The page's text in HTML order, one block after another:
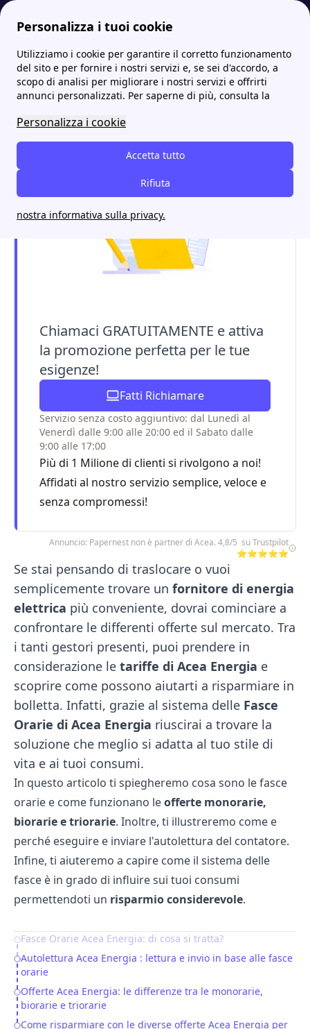
Personalizza i tuoi cookie
Utilizziamo i cookie per garantire il corretto funzionamento
del sito e per fornire i nostri servizi e, se sei d'accordo, a
scopo di analisi per migliorare i nostri servizi e offrirti
annunci personalizzati. Per saperne di più, consulta la
Personalizza i cookie
Accetta tutto
Rifiuta
nostra informativa sulla privacy.
Energia-Luce.it MoreAcea Fasce Orarie Acea Energia: cosa sono? Quali sono le differenze?
Fasce Orarie Acea Energia:
cosa sono? Quali sono le
differenze?
Chiamaci GRATUITAMENTE e attiva
la promozione perfetta per le tue
esigenze!
Fatti Richiamare
Servizio senza costo aggiuntivo: dal Lunedì al
Venerdì dalle 9:00 alle 20:00 ed il Sabato dalle
9:00 alle 17:00
Più di 1 Milione di clienti si rivolgono a noi!
Affidati al nostro servizio semplice, veloce e
senza compromessi!
Annuncio: Papernest non è partner di Acea. 4,8/5 su Trustpilot
⭐⭐⭐⭐⭐
Se stai pensando di traslocare o vuoi
semplicemente trovare un fornitore di energia
elettrica più conveniente, dovrai cominciare a
confrontare le differenti offerte sul mercato. Tra
i tanti gestori presenti, puoi prendere in
considerazione le tariffe di Acea Energia e
scoprire come possono aiutarti a risparmiare in
bolletta. Infatti, grazie al sistema delle Fasce
Orarie di Acea Energia riuscirai a trovare la
soluzione che meglio si adatta al tuo stile di
vita e ai tuoi consumi.
In questo articolo ti spiegheremo cosa sono le fasce
orarie e come funzionano leofferte monorarie,
biorarie e triorarie. Inoltre, ti illustreremo come e
perché eseguire e inviare l'autolettura del contatore.
Infine, ti aiuteremo a capire come il sistema delle
fasce è in grado di influire sui tuoi consumi
permettendoti un risparmio considerevole.
Table of Contents
Fasce Orarie Acea Energia: di cosa si tratta?
Autolettura Acea Energia : lettura e invio in base alle fasce
orarie
Offerte Acea Energia: le differenze tra le monorarie,
biorarie e triorarie
Come risparmiare con le diverse offerte Acea Energia per